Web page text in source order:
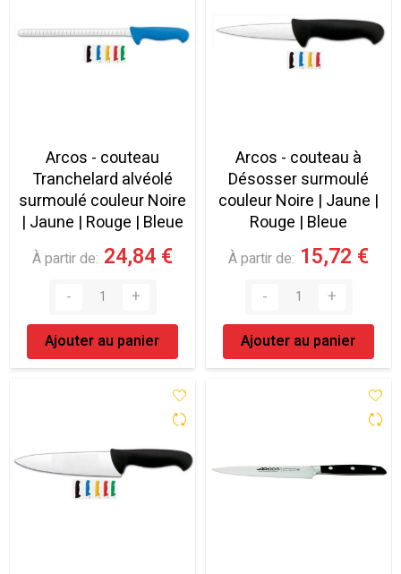
Arcos - couteau
Tranchelard alvéolé
surmoulé couleur Noire
| Jaune | Rouge | Bleue
À partir de 24,84 €
Ajouter au panier
Arcos - couteau à
Désosser surmoulé
couleur Noire | Jaune |
Rouge | Bleue
À partir de 15,72 €
Ajouter au panier